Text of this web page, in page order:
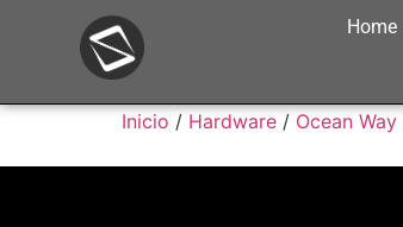
Home
Inicio / Hardware / Ocean Way